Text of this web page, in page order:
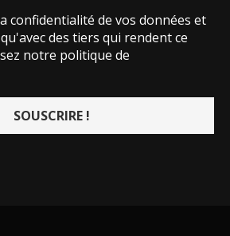
confidentialité de vos données et
des tiers qui rendent ce
notre politique de